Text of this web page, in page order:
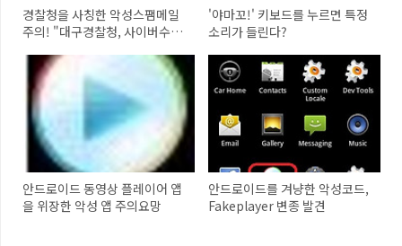
경찰청을 사칭한 악성스팸메일
주의! "대구경찰청, 사이버수사
'야마꼬!' 키보드를 누르면 특정
소리가 들린다?
안드로이드 동영상 플레이어 앱
을 위장한 악성 앱 주의요망
안드로이드를 겨냥한 악성코드,
Fakeplayer 변종 발견